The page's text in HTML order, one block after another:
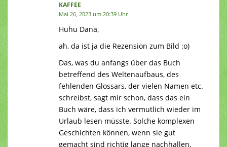
KAFFEE
Mai 26, 2023 um 20:39 Uhr
Huhu Dana,
ah, da ist ja die Rezension zum Bild :o)
Das, was du anfangs über das Buch
betreffend des Weltenaufbaus, des
fehlenden Glossars, der vielen Namen etc.
schreibst, sagt mir schon, dass das ein
Buch wäre, dass ich vermutlich wieder im
Urlaub lesen müsste. Solche komplexen
Geschichten können, wenn sie gut
gemacht sind richtig lange nachhallen.